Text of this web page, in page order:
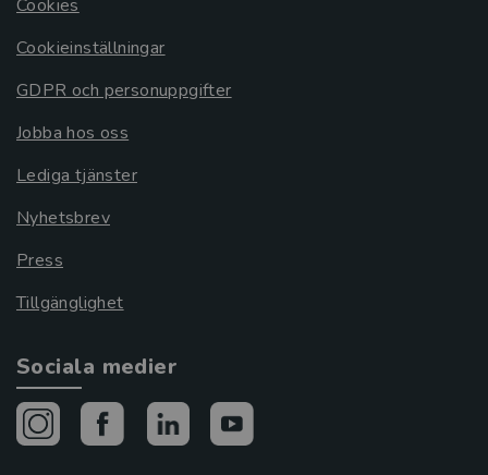
Cookies
Cookieinställningar
GDPR och personuppgifter
Jobba hos oss
Lediga tjänster
Nyhetsbrev
Press
Tillgänglighet
Sociala medier